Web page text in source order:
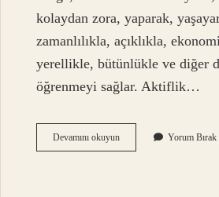
kolaydan zora, yaparak,
zamanlılıkla, açıklıkla,
yerellikle, bütünlükle ve diğer
öğrenmeyi sağlar. Aktiflik…
Devamını okuyunAyanilik
Ilkesi
Yorum Bırak